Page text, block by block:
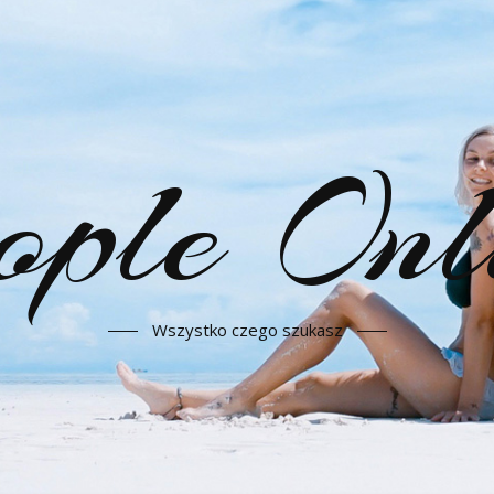
Wszystko czego szukasz